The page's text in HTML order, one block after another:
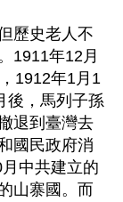
歷史老人不
1911年12月
1912年1月1
後，馬列子孫
退到臺灣去
國民政府消
中共建立的
山寨國。而